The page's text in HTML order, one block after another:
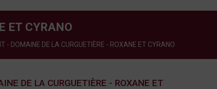
ET CYRANO
- DOMAINE DE LA CURGUETIÈRE - ROXANE ET CYRANO
DE LA CURGUETIÈRE - ROXANE ET